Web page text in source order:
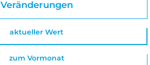
Veränderungen
aktueller Wert
zum Vormonat